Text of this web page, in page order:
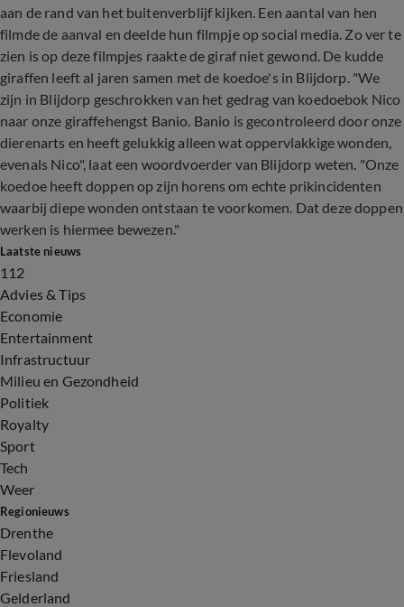
aan de rand van het buitenverblijf kijken. Een aantal van hen
filmde de aanval en deelde hun filmpje op social media. Zo ver te
zien is op deze filmpjes raakte de giraf niet gewond. De kudde
giraffen leeft al jaren samen met de koedoe's in Blijdorp. "We
zijn in Blijdorp geschrokken van het gedrag van koedoebok Nico
naar onze giraffehengst Banio. Banio is gecontroleerd door onze
dierenarts en heeft gelukkig alleen wat oppervlakkige wonden,
evenals Nico", laat een woordvoerder van Blijdorp weten. "Onze
koedoe heeft doppen op zijn horens om echte prikincidenten
waarbij diepe wonden ontstaan te voorkomen. Dat deze doppen
werken is hiermee bewezen."
Laatste nieuws
112
Advies & Tips
Economie
Entertainment
Infrastructuur
Milieu en Gezondheid
Politiek
Royalty
Sport
Tech
Weer
Regionieuws
Drenthe
Flevoland
Friesland
Gelderland